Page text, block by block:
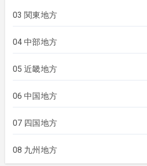
03 関東地方
04 中部地方
05 近畿地方
06 中国地方
07 四国地方
08 九州地方